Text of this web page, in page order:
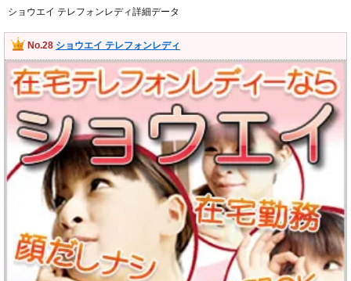
ショウエイ テレフォンレディ詳細データ
No.28 ショウエイ テレフォンレディ